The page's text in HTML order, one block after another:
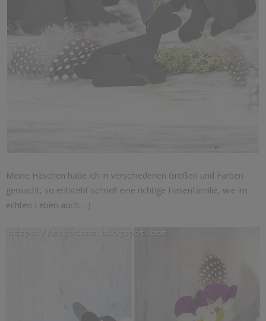
Meine Häschen habe ich in verschiedenen Größen und Farben
gemacht, so entsteht schnell eine richtige Hasenfamilie, wie im
echten Leben auch. :-)